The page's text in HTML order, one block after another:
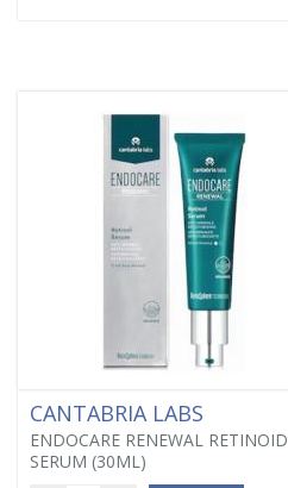
CANTABRIA LABS
ENDOCARE RENEWAL RETINOID
SERUM (30ML)